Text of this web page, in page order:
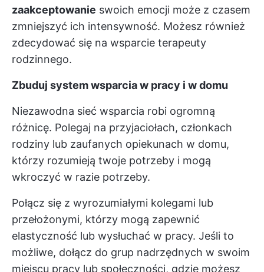
zaakceptowanie swoich emocji może z czasem
zmniejszyć ich intensywność. Możesz również
zdecydować się na wsparcie terapeuty
rodzinnego.
Zbuduj system wsparcia w pracy i w domu
Niezawodna sieć wsparcia robi ogromną
różnicę. Polegaj na przyjaciołach, członkach
rodziny lub zaufanych opiekunach w domu,
którzy rozumieją twoje potrzeby i mogą
wkroczyć w razie potrzeby.
Połącz się z wyrozumiałymi kolegami lub
przełożonymi, którzy mogą zapewnić
elastyczność lub wysłuchać w pracy. Jeśli to
możliwe, dołącz do grup nadrzędnych w swoim
miejscu pracy lub społeczności, gdzie możesz